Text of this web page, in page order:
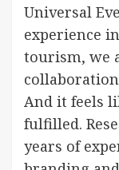
Universal
experience
tourism, we
And it feels
fulfilled.
years of